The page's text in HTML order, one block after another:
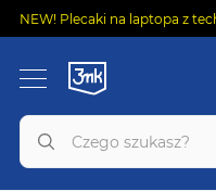
NEW! Plecaki na laptopa z